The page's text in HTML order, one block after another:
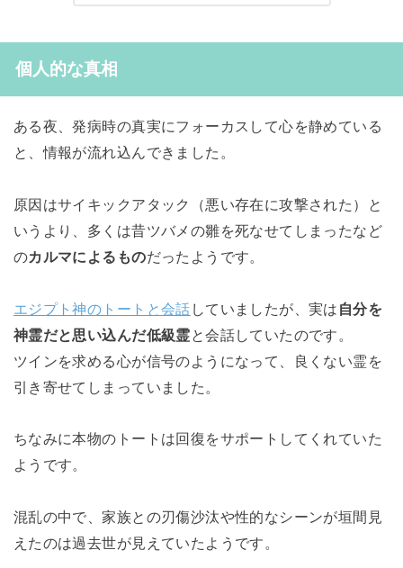
個人的な真相
ある夜、発病時の真実にフォーカスして心を静めている
と、情報が流れ込んできました。
原因はサイキックアタック（悪い存在に攻撃された）と
いうより、多くは昔ツバメの雛を死なせてしまったなど
のカルマによるものだったようです。
エジプト神のトートと会話 していましたが、実は 自分を
神霊だと思い込んだ低級霊 と会話していたのです。
ツインを求める心が信号のようになって、良くない霊を
引き寄せてしまっていました。
ちなみに本物のトートは回復をサポートしてくれていた
ようです。
混乱の中で、家族との刃傷沙汰や性的なシーンが垣間見
えたのは過去世が見えていたようです。